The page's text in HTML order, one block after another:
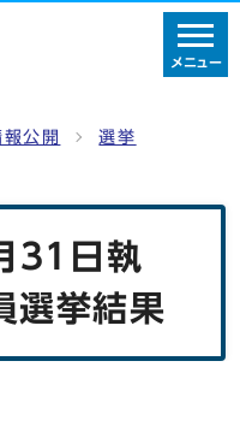
メニュー
報公開 選挙
31日執
選挙結果